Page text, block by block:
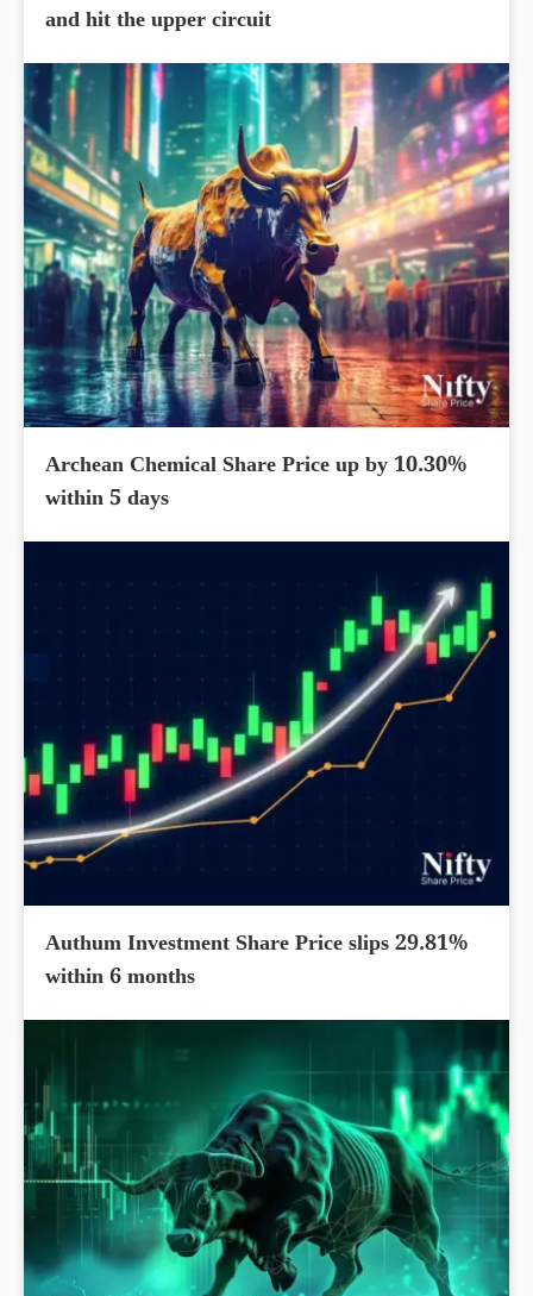
and hit the upper circuit
Archean Chemical Share Price up by 10.30%
within 5 days
Authum Investment Share Price slips 29.81%
within 6 months